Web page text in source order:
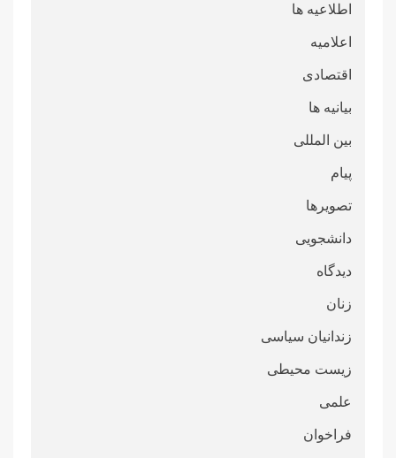
اطلاعیه ها
اعلامیه
اقتصادی
بیانیه ها
بین المللی
پیام
تصویرها
دانشجویی
دیدگاه
زنان
زندانیان سیاسی
زیست محیطی
علمی
فراخوان